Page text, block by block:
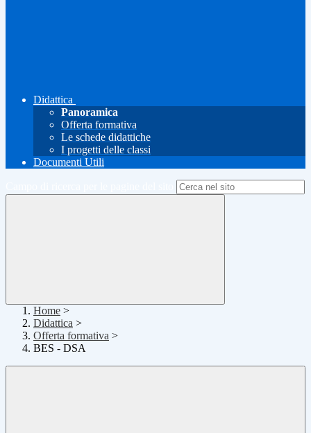
Didattica
Panoramica
Offerta formativa
Le schede didattiche
I progetti delle classi
Documenti Utili
Home >
Didattica >
Offerta formativa >
BES - DSA